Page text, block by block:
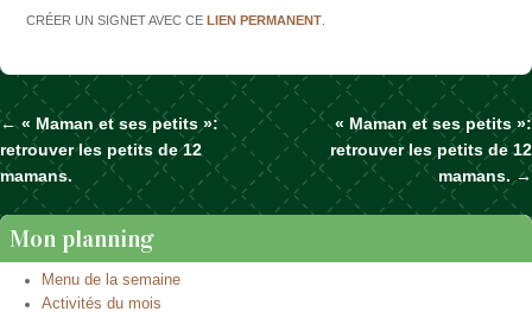
CRÉER UN SIGNET AVEC CELIEN PERMANENT
Naviguer dans les articles
←« Maman et ses petits »:
retrouver les petits de 12
mamans.
« Maman et ses petits »:
retrouver les petits de 12
mamans. →
Mon planning
Menu de la semaine
Activités du mois